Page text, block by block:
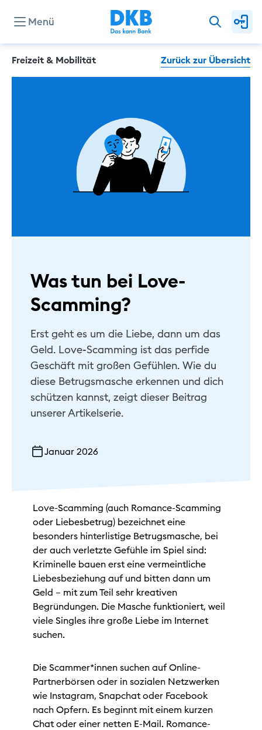
Menü
Freizeit & Mobilität Zurück zur Übersicht
Was tun bei Love-
Scamming?
Erst geht es um die Liebe, dann um das
Geld. Love-Scamming ist das perfide
Geschäft mit großen Gefühlen. Wie du
diese Betrugsmasche erkennen und dich
schützen kannst, zeigt dieser Beitrag
unserer Artikelserie.
Januar 2026
Love-Scamming (auch Romance-Scamming
oder Liebesbetrug) bezeichnet eine
besonders hinterlistige Betrugsmasche, bei
der auch verletzte Gefühle im Spiel sind:
Kriminelle bauen erst eine vermeintliche
Liebesbeziehung auf und bitten dann um
Geld – mit zum Teil sehr kreativen
Begründungen. Die Masche funktioniert, weil
viele Singles ihre große Liebe im Internet
suchen.
Die Scammer*innen suchen auf Online-
Partnerbörsen oder in sozialen Netzwerken
wie Instagram, Snapchat oder Facebook
nach Opfern. Es beginnt mit einem kurzen
Chat oder einer netten E-Mail. Romance-